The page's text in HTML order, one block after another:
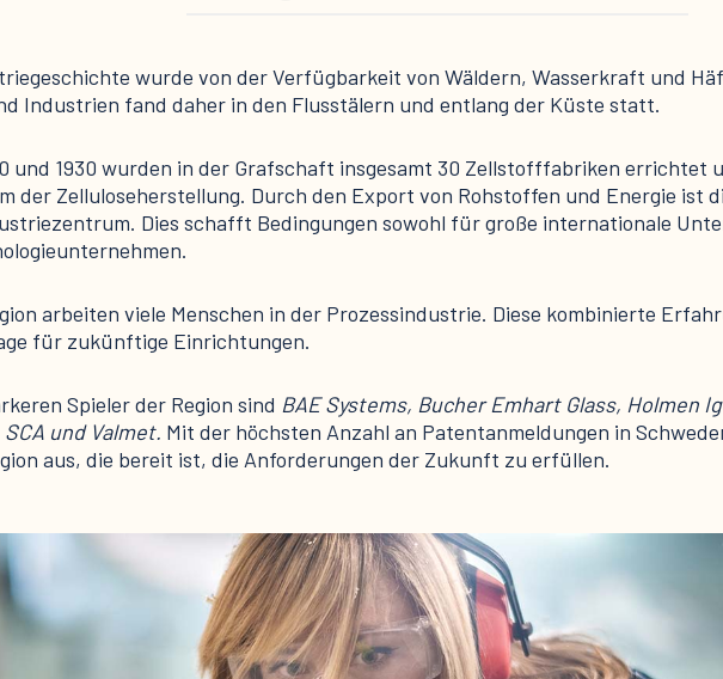
wurde von der Verfügbarkeit von Wäldern, Wasserkraft und
Industrien fand daher in den Flusstälern und entlang der Küste statt.
und 1930 wurden in der Grafschaft insgesamt 30 Zellstofffabriken errichtet
der Zelluloseherstellung. Durch den Export von Rohstoffen und Energie ist
Dies schafft Bedingungen sowohl für große internationale
arbeiten viele Menschen in der Prozessindustrie. Diese kombinierte
für zukünftige Einrichtungen.
Spieler der Region sind BAE Systems, Bucher Emhart Glass, Holmen
und Valmet. Mit der höchsten Anzahl an Patentanmeldungen in
aus, die bereit ist, die Anforderungen der Zukunft zu erfüllen.